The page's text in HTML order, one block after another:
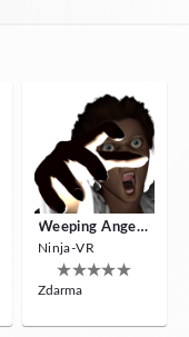
Weeping Angels VR
Ninja-VR
Zdarma